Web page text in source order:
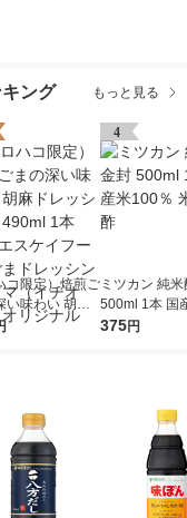
ング もっと見る
コ限定）焙煎ご
い味わい 胡麻
シング 490ml 1
イチオシ） オ
4
ミツカン 純
500ml 1本 国
0％ 米酢 食酢
375円